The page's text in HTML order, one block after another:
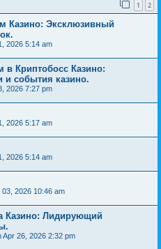
1 2
Казино: Эксклюзивный
2026 5:14 am
в Криптобосс Казино:
и события казино.
2026 7:27 pm
2026 5:17 am
2026 5:14 am
03, 2026 10:46 am
Казино: Лидирующий
Apr 26, 2026 2:32 pm